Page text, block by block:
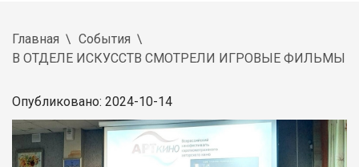
Главная
События
В ОТДЕЛЕ ИСКУССТВ СМОТРЕЛИ ИГРОВЫЕ ФИЛЬМЫ
Опубликовано: 2024-10-14